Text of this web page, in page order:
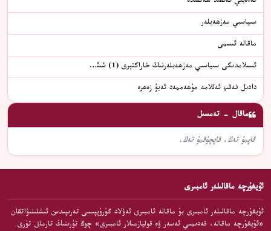
سىياسىي مەزھەبلەر
ماقالە ئىسمى
ئىسلامدىكى سىياسىي مەزھەبلەرنىڭ خاراكتېرى (1) شىئ…
دادىل فەقىھ ئەللامە مۇھەممەد ئەبۇ زەھرە
ماقال - تەمسىل
قاپمۇ تەڭ، قاپچۇقمۇ تەڭ.
ئۇيغۇرچە ماقالىلەر ئامبىرى
ئۇيغۇرچە ماقالىلەر ئامبىرى بۇ ماقالە ئامبىرى ئەۋلاد گۇرۇپپىسى تەرىپىدىن ئىشلىنىۋاتقان
«ئۇيغۇرچە ماقالە، قەدىمىي ئەسەر ۋە قوليازمىلار ئامبىرى» چوڭ تۈرىنىڭ تارماق تۈرى